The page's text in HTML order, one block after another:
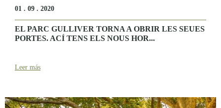
01 . 09 . 2020
EL PARC GULLIVER TORNA A OBRIR LES SEUES
PORTES. ACÍ TENS ELS NOUS HOR...
Leer más